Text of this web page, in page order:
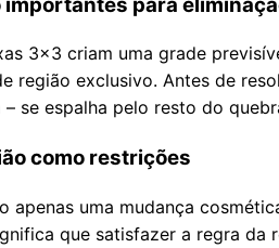
3×3 criam uma grade
região exclusivo. Antes de
se espalha pelo resto do
como restrições
apenas uma mudança
que satisfazer a regra